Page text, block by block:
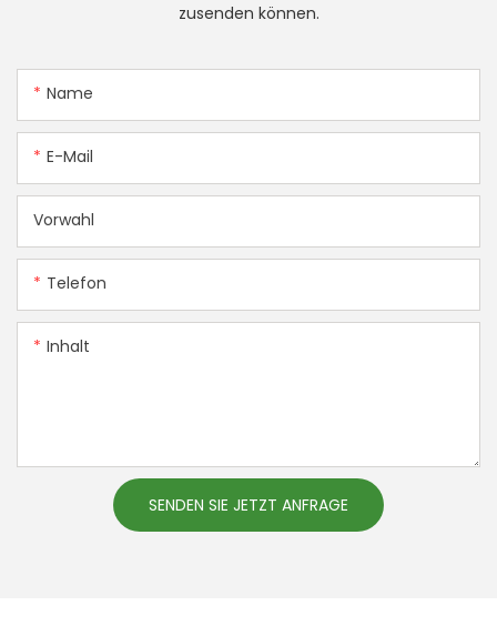
zusenden können.
Name
E-Mail
Vorwahl
Telefon
Inhalt
SENDEN SIE JETZT ANFRAGE